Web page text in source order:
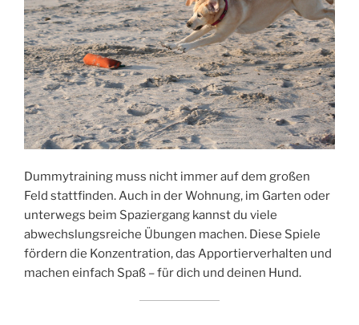
Dummytraining muss nicht immer auf dem großen
Feld stattfinden. Auch in der Wohnung, im Garten oder
unterwegs beim Spaziergang kannst du viele
abwechslungsreiche Übungen machen. Diese Spiele
fördern die Konzentration, das Apportierverhalten und
machen einfach Spaß – für dich und deinen Hund.